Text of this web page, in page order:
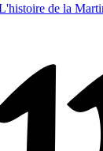
de la